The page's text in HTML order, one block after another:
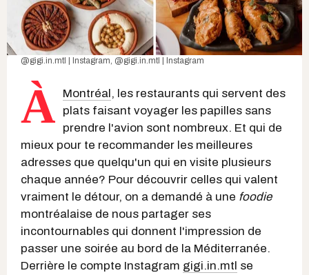
@gigi.in.mtl | Instagram @gigi.in.mtl | Instagram
À Montréal, les restaurants qui servent des
plats faisant voyager les papilles sans
prendre l'avion sont nombreux. Et qui de
mieux pour te recommander les meilleures
adresses que quelqu'un qui en visite plusieurs
chaque année? Pour découvrir celles qui valent
vraiment le détour, on a demandé à une foodie
montréalaise de nous partager ses
incontournables qui donnent l'impression de
passer une soirée au bord de la Méditerranée.
Derrière le compte Instagram gigi.in.mtl se